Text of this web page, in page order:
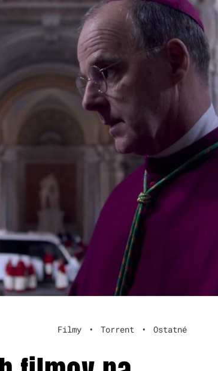
Filmy • Torrent • Ostatné